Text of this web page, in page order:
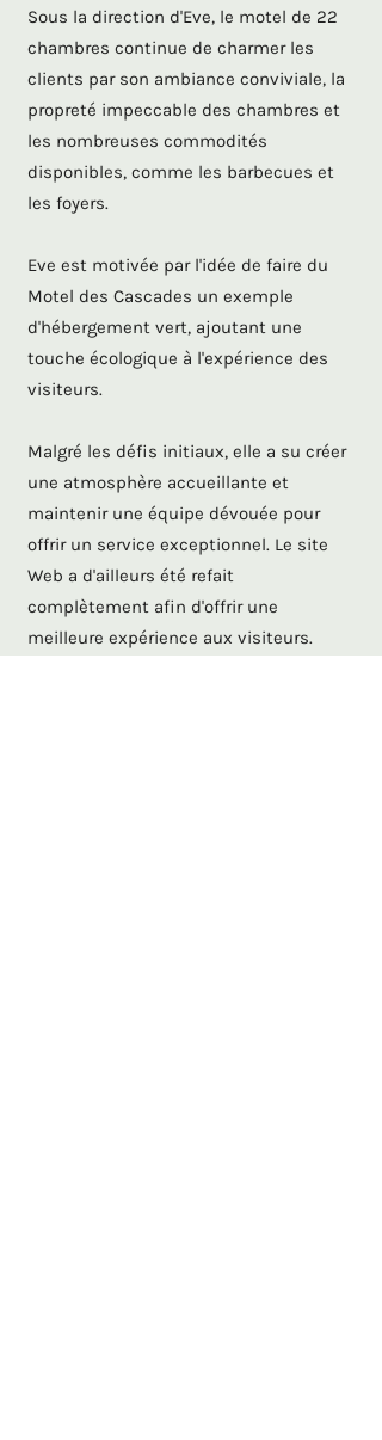
Sous la direction d'Eve, le motel de 22
chambres continue de charmer les
clients par son ambiance conviviale, la
propreté impeccable des chambres et
les nombreuses commodités
disponibles, comme les barbecues et
les foyers.
Eve est motivée par l'idée de faire du
Motel des Cascades un exemple
d'hébergement vert, ajoutant une
touche écologique à l'expérience des
visiteurs.
Malgré les défis initiaux, elle a su créer
une atmosphère accueillante et
maintenir une équipe dévouée pour
offrir un service exceptionnel. Le site
Web a d'ailleurs été refait
complètement afin d'offrir une
meilleure expérience aux visiteurs.